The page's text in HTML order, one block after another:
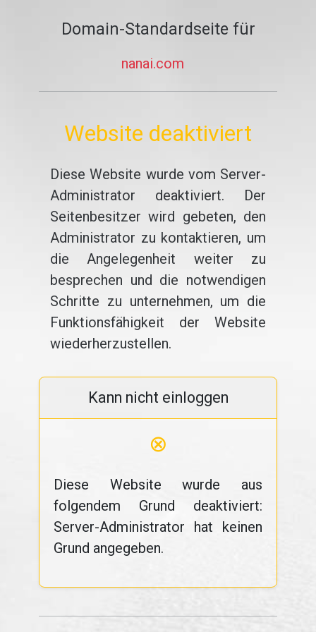
Domain-Standardseite für
nanai.com
Website deaktiviert
Diese Website wurde vom Server-
Administrator deaktiviert. Der
Seitenbesitzer wird gebeten, den
Administrator zu kontaktieren, um
die Angelegenheit weiter zu
besprechen und die notwendigen
Schritte zu unternehmen, um die
Funktionsfähigkeit der Website
wiederherzustellen.
Kann nicht einloggen
⊗
Diese Website wurde aus
folgendem Grund deaktiviert:
Server-Administrator hat keinen
Grund angegeben.